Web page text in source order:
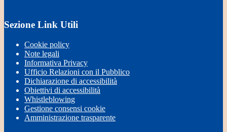
Sezione Link Utili
Cookie policy
Note legali
Informativa Privacy
Ufficio Relazioni con il Pubblico
Dichiarazione di accessibilità
Obiettivi di accessibilità
Whistleblowing
Gestione consensi cookie
Amministrazione trasparente